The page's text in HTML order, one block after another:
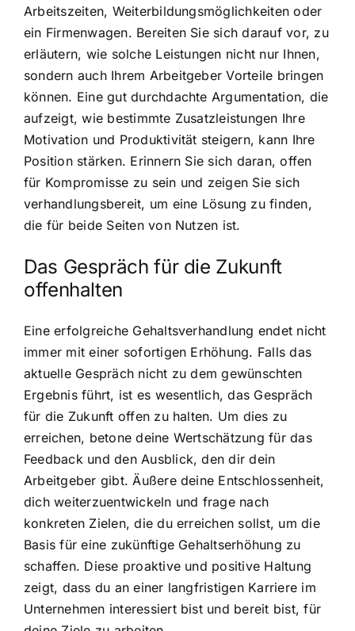
Arbeitszeiten, Weiterbildungsmöglichkeiten oder
ein Firmenwagen. Bereiten Sie sich darauf vor, zu
erläutern, wie solche Leistungen nicht nur Ihnen,
sondern auch Ihrem Arbeitgeber Vorteile bringen
können. Eine gut durchdachte Argumentation, die
aufzeigt, wie bestimmte Zusatzleistungen Ihre
Motivation und Produktivität steigern, kann Ihre
Position stärken. Erinnern Sie sich daran, offen
für Kompromisse zu sein und zeigen Sie sich
verhandlungsbereit, um eine Lösung zu finden,
die für beide Seiten von Nutzen ist.
Das Gespräch für die Zukunft
offenhalten
Eine erfolgreiche Gehaltsverhandlung endet nicht
immer mit einer sofortigen Erhöhung. Falls das
aktuelle Gespräch nicht zu dem gewünschten
Ergebnis führt, ist es wesentlich, das Gespräch
für die Zukunft offen zu halten. Um dies zu
erreichen, betone deine Wertschätzung für das
Feedback und den Ausblick, den dir dein
Arbeitgeber gibt. Äußere deine Entschlossenheit,
dich weiterzuentwickeln und frage nach
konkreten Zielen, die du erreichen sollst, um die
Basis für eine zukünftige Gehaltserhöhung zu
schaffen. Diese proaktive und positive Haltung
zeigt, dass du an einer langfristigen Karriere im
Unternehmen interessiert bist und bereit bist, für